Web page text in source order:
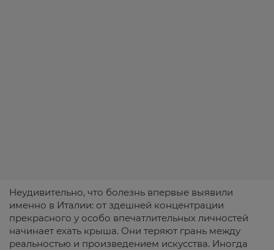
Неудивительно, что болезнь впервые выявили
именно в Италии: от здешней концентрации
прекрасного у особо впечатлительных личностей
начинает ехать крыша. Они теряют грань между
реальностью и произведением искусства. Иногда